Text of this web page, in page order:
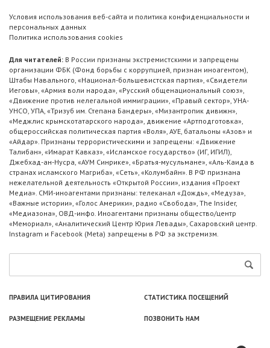
Условия использования веб-сайта и политика конфиденциальности и
персональных данных
Политика использования cookies
Для читателей: В России признаны экстремистскими и запрещены
организации ФБК (Фонд борьбы с коррупцией, признан иноагентом),
Штабы Навального, «Национал-большевистская партия», «Свидетели
Иеговы», «Армия воли народа», «Русский общенациональный союз»,
«Движение против нелегальной иммиграции», «Правый сектор», УНА-
УНСО, УПА, «Тризуб им. Степана Бандеры», «Мизантропик дивижн»,
«Меджлис крымскотатарского народа», движение «Артподготовка»,
общероссийская политическая партия «Воля», АУЕ, батальоны «Азов» и
«Айдар». Признаны террористическими и запрещены: «Движение
Талибан», «Имарат Кавказ», «Исламское государство» (ИГ, ИГИЛ),
Джебхад-ан-Нусра, «АУМ Синрике», «Братья-мусульмане», «Аль-Каида в
странах исламского Магриба», «Сеть», «Колумбайн». В РФ признана
нежелательной деятельность «Открытой России», издания «Проект
Медиа». СМИ-иноагентами признаны: телеканал «Дождь», «Медуза»,
«Важные истории», «Голос Америки», радио «Свобода», The Insider,
«Медиазона», ОВД-инфо. Иноагентами признаны общество/центр
«Мемориал», «Аналитический Центр Юрия Левады», Сахаровский центр.
Instagram и Facebook (Metа) запрещены в РФ за экстремизм.
ПРАВИЛА ЦИТИРОВАНИЯ СТАТИСТИКА ПОСЕЩЕНИЙ
РАЗМЕЩЕНИЕ РЕКЛАМЫ ПОЗВОНИТЬ НАМ